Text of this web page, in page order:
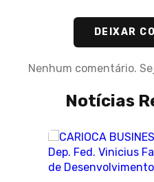
DEIXAR
Nenhum comentário.
Notícias